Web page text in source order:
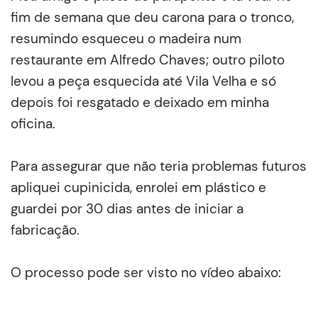
fim de semana que deu carona para o tronco,
resumindo esqueceu o madeira num
restaurante em Alfredo Chaves; outro piloto
levou a peça esquecida até Vila Velha e só
depois foi resgatado e deixado em minha
oficina.
Para assegurar que não teria problemas futuros
apliquei cupinicida, enrolei em plástico e
guardei por 30 dias antes de iniciar a
fabricação.
O processo pode ser visto no vídeo abaixo: